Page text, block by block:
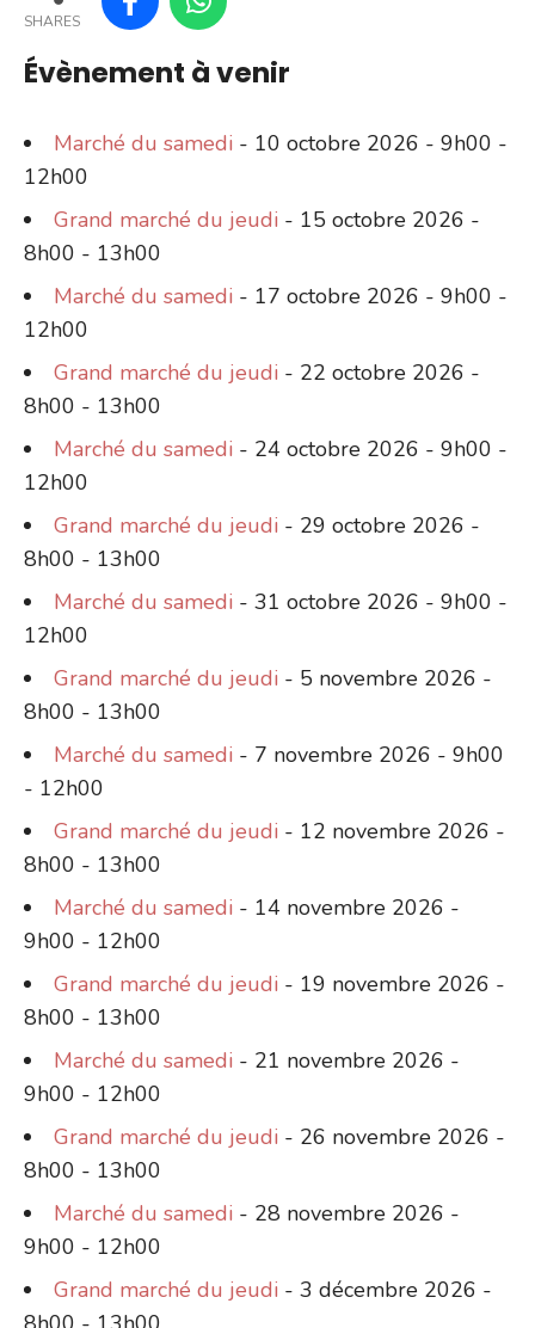
SHARES
Évènement à venir
Marché du samedi - 10 octobre 2026 - 9h00 -
12h00
Grand marché du jeudi - 15 octobre 2026 -
8h00 - 13h00
Marché du samedi - 17 octobre 2026 - 9h00 -
12h00
Grand marché du jeudi - 22 octobre 2026 -
8h00 - 13h00
Marché du samedi - 24 octobre 2026 - 9h00 -
12h00
Grand marché du jeudi - 29 octobre 2026 -
8h00 - 13h00
Marché du samedi - 31 octobre 2026 - 9h00 -
12h00
Grand marché du jeudi - 5 novembre 2026 -
8h00 - 13h00
Marché du samedi - 7 novembre 2026 - 9h00
- 12h00
Grand marché du jeudi - 12 novembre 2026 -
8h00 - 13h00
Marché du samedi - 14 novembre 2026 -
9h00 - 12h00
Grand marché du jeudi - 19 novembre 2026 -
8h00 - 13h00
Marché du samedi - 21 novembre 2026 -
9h00 - 12h00
Grand marché du jeudi - 26 novembre 2026 -
8h00 - 13h00
Marché du samedi - 28 novembre 2026 -
9h00 - 12h00
Grand marché du jeudi - 3 décembre 2026 -